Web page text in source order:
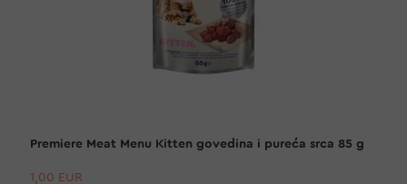
Premiere Meat Menu Kitten govedina i pureća srca 85 g
1,00 EUR